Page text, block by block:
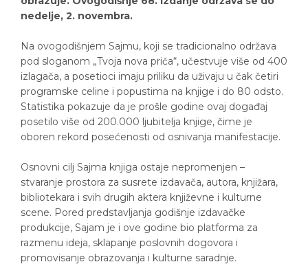
nedelje, 2. novembra.
Na ovogodišnjem Sajmu, koji se tradicionalno održava
pod sloganom „Tvoja nova priča“, učestvuje više od 400
izlagača, a posetioci imaju priliku da uživaju u čak četiri
programske celine i popustima na knjige i do 80 odsto.
Statistika pokazuje da je prošle godine ovaj događaj
posetilo više od 200.000 ljubitelja knjige, čime je
oboren rekord posećenosti od osnivanja manifestacije.
Osnovni cilj Sajma knjiga ostaje nepromenjen –
stvaranje prostora za susrete izdavača, autora, knjižara,
bibliotekara i svih drugih aktera književne i kulturne
scene. Pored predstavljanja godišnje izdavačke
produkcije, Sajam je i ove godine bio platforma za
razmenu ideja, sklapanje poslovnih dogovora i
promovisanje obrazovanja i kulturne saradnje.